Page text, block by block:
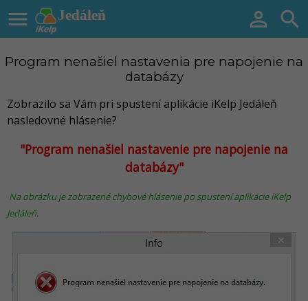
Jedáleň
  
Program nenašiel nastavenia pre napojenie na
databázy
Zobrazilo sa Vám pri spustení aplikácie iKelp Jedáleň
nasledovné hlásenie?
"Program nenašiel nastavenie pre napojenie na
databázy"
Na obrázku je zobrazené chybové hlásenie po spustení aplikácie iKelp
Jedáleň.